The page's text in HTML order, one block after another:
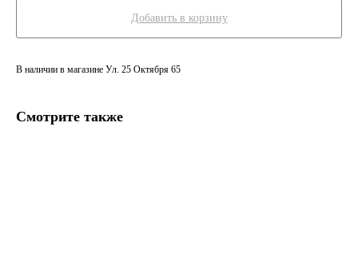
Добавить в корзину
В наличии в магазине Ул. 25 Октября 65
Смотрите также